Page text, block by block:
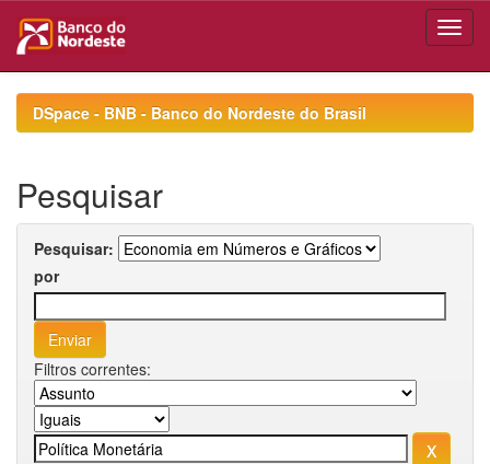
navigationDSpace - BNB - Banco do Nordeste do Brasil
Pesquisar
Pesquisar:
por
Filtros correntes: